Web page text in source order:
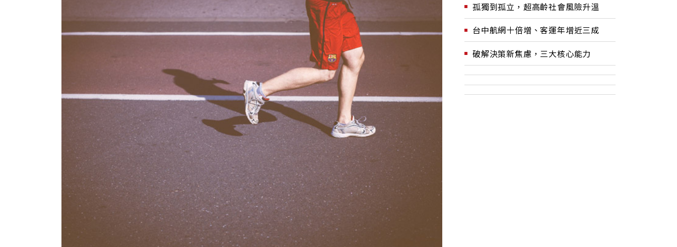
孤獨到孤立，超高齡社會風險升溫
台中航網十倍增、客運年增近三成
破解決策新焦慮，三大核心能力